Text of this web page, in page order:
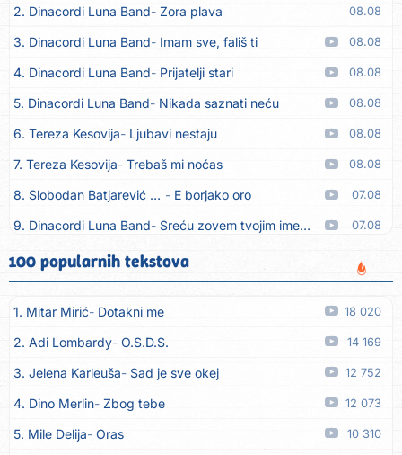
2. Dinacordi Luna Band Zora plava 08.08
3. Dinacordi Luna Band Imam sve, fališ ti 08.08
4. Dinacordi Luna Band Prijatelji stari 08.08
5. Dinacordi Luna Band Nikada saznati neću 08.08
6. Tereza Kesovija Ljubavi nestaju 08.08
7. Tereza Kesovija Trebaš mi noćas 08.08
8. Slobodan Batjarević Čobe E borjako oro 07.08
9. Dinacordi Luna Band Sreću zovem tvojim imenom (feat. Kristina Smetko) 07.08
10. Dinacordi Luna Band Tamburaši (feat. Kristina Smetko)
11. Dinacordi Luna Band Tvoja šutnja (feat. Kristina Smetko) 07.08
12. Tamara Brusić Neću kuhat´, neću prat´ 07.08
13. Grupa TNT Rijeka Via Roma, nikad doma 07.08
14. Zaim Imamović Kada moja mladost prođe 07.08
15. Azra Husarkić Do zadnje kapi 07.08
16. Dinacordi Luna Band 07.08
100 popularnih tekstova
1. Mitar Mirić Dotakni me 18 020
2. Adi Lombardy O.S.D.S. 14 169
3. Jelena Karleuša Sad je sve okej 12 752
4. Dino Merlin Zbog tebe 12 073
5. Mile Delija Oras 10 310